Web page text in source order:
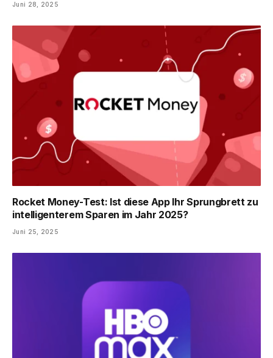
Juni 28, 2025
Rocket Money-Test: Ist diese App Ihr ​​Sprungbrett zu
intelligenterem Sparen im Jahr 2025?
Juni 25, 2025